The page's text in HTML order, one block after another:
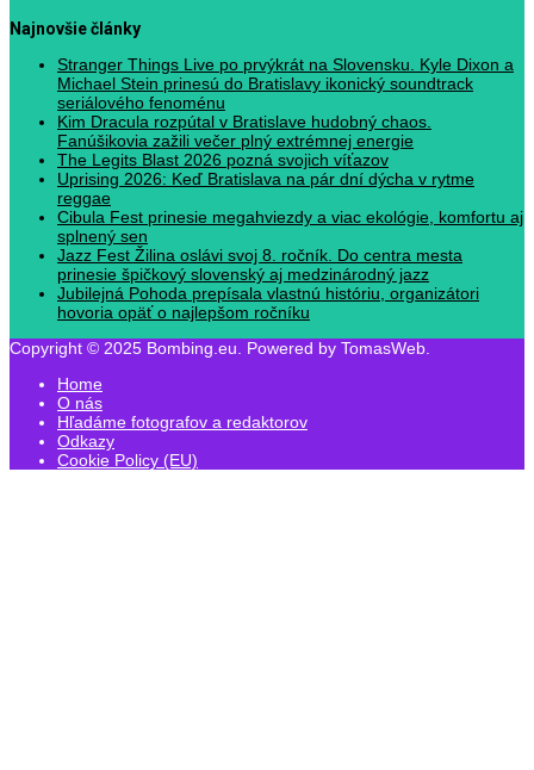
Najnovšie články
Stranger Things Live po prvýkrát na Slovensku. Kyle Dixon a
Michael Stein prinesú do Bratislavy ikonický soundtrack
seriálového fenoménu
Kim Dracula rozpútal v Bratislave hudobný chaos.
Fanúšikovia zažili večer plný extrémnej energie
The Legits Blast 2026 pozná svojich víťazov
Uprising 2026: Keď Bratislava na pár dní dýcha v rytme
reggae
Cibula Fest prinesie megahviezdy a viac ekológie, komfortu aj
splnený sen
Jazz Fest Žilina oslávi svoj 8. ročník. Do centra mesta
prinesie špičkový slovenský aj medzinárodný jazz
Jubilejná Pohoda prepísala vlastnú históriu, organizátori
hovoria opäť o najlepšom ročníku
Copyright © 2025 Bombing.eu. Powered by TomasWeb.
Home
O nás
Hľadáme fotografov a redaktorov
Odkazy
Cookie Policy (EU)